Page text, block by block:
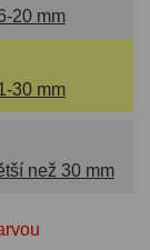
20 mm
30 mm
než 30 mm